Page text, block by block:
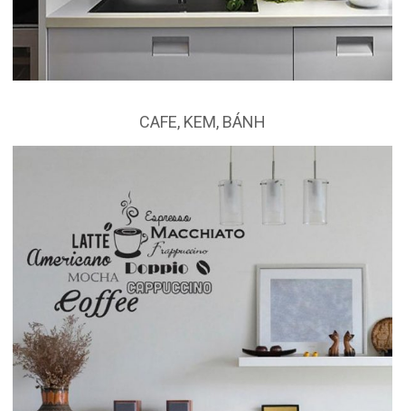
CAFE, KEM, BÁNH